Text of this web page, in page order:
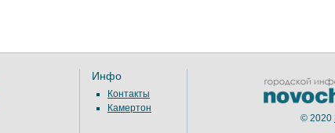
Инфо
Контакты
Камертон
© 2020